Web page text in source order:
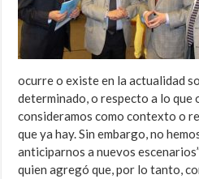
ocurre o existe en la actualidad
determinado, o respecto a lo que
consideramos como contexto o
que ya hay. Sin embargo, no
anticiparnos a nuevos
quien agregó que, por lo tanto,